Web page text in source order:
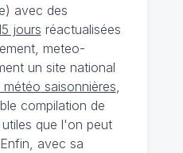
avec des
jours réactualisées
meteo-
un site national
saisonnières,
compilation de
que l'on peut
avec sa